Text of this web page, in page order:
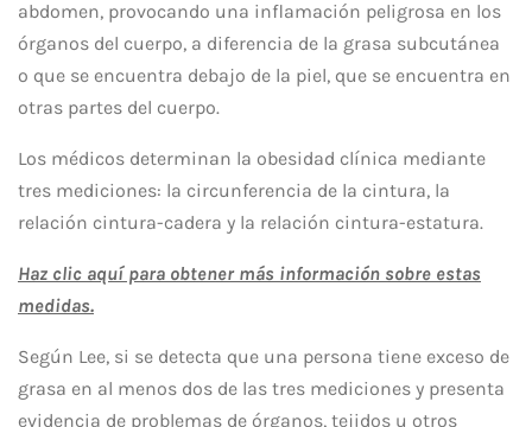
abdomen, provocando una inflamación peligrosa en los
órganos del cuerpo, a diferencia de la grasa subcutánea
o que se encuentra debajo de la piel, que se encuentra en
otras partes del cuerpo.
Los médicos determinan la obesidad clínica mediante
tres mediciones: la circunferencia de la cintura, la
relación cintura-cadera y la relación cintura-estatura.
Haz clic aquí para obtener más información sobre estas
medidas.
Según Lee, si se detecta que una persona tiene exceso de
grasa en al menos dos de las tres mediciones y presenta
evidencia de problemas de órganos, tejidos u otros